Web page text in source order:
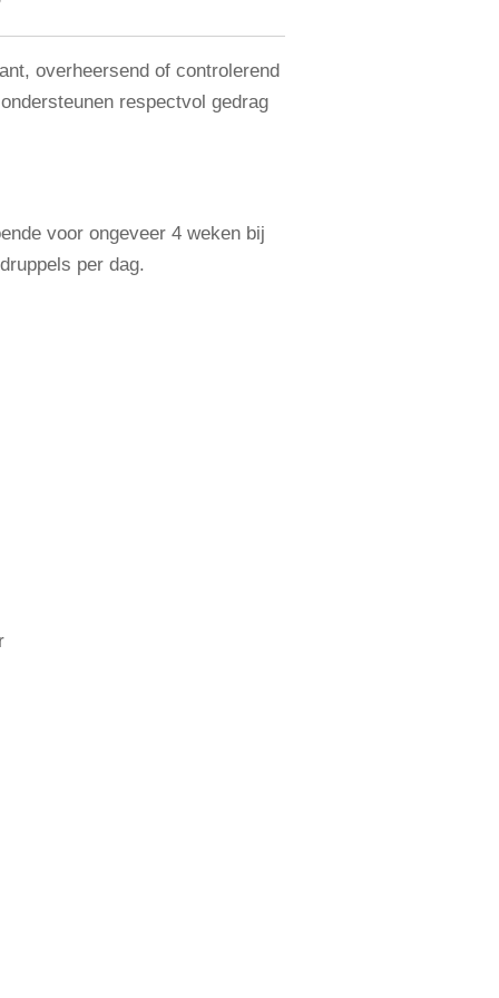
overheersend of controlerend
respectvol gedrag
voor ongeveer 4 weken bij
per dag.